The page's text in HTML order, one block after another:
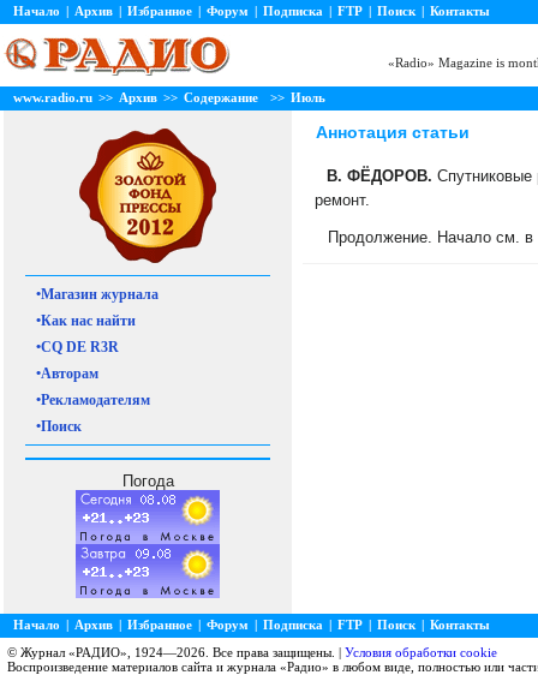
Начало | Архив | Избранное | Форум | Подписка | FTP | Поиск | Контакты
«Radio» Magazine is
www.radio.ru >> Архив >> Содержание >> Июль
•Магазин журнала
•Как нас найти
•CQ DE R3R
•Авторам
•Рекламодателям
•Поиск
Погода
Аннотация статьи
В. ФЁДОРОВ. Спутниковые
ремонт.
Продолжение. Начало см.
Начало | Архив | Избранное | Форум | Подписка | FTP | Поиск | Контакты
© Журнал «РАДИО», 1924—2026. Все права защищены. | Условия обработки cookie
Воспроизведение материалов сайта и журнала «Радио» в любом виде, полностью или